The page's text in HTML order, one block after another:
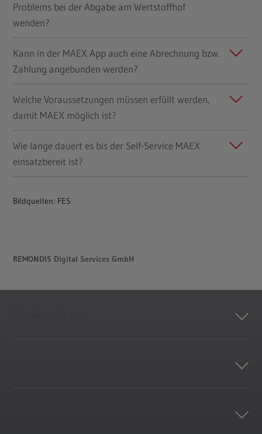
Problems bei der Abgabe am Wertstoffhof
wenden?
Kann in der MAEX App auch eine Abrechnung bzw.
Zahlung angebunden werden?
Welche Voraussetzungen müssen erfüllt werden,
damit MAEX möglich ist?
Wie lange dauert es bis der Self-Service MAEX
einsatzbereit ist?
Bildquellen: FES
REMONDIS Digital Services GmbH